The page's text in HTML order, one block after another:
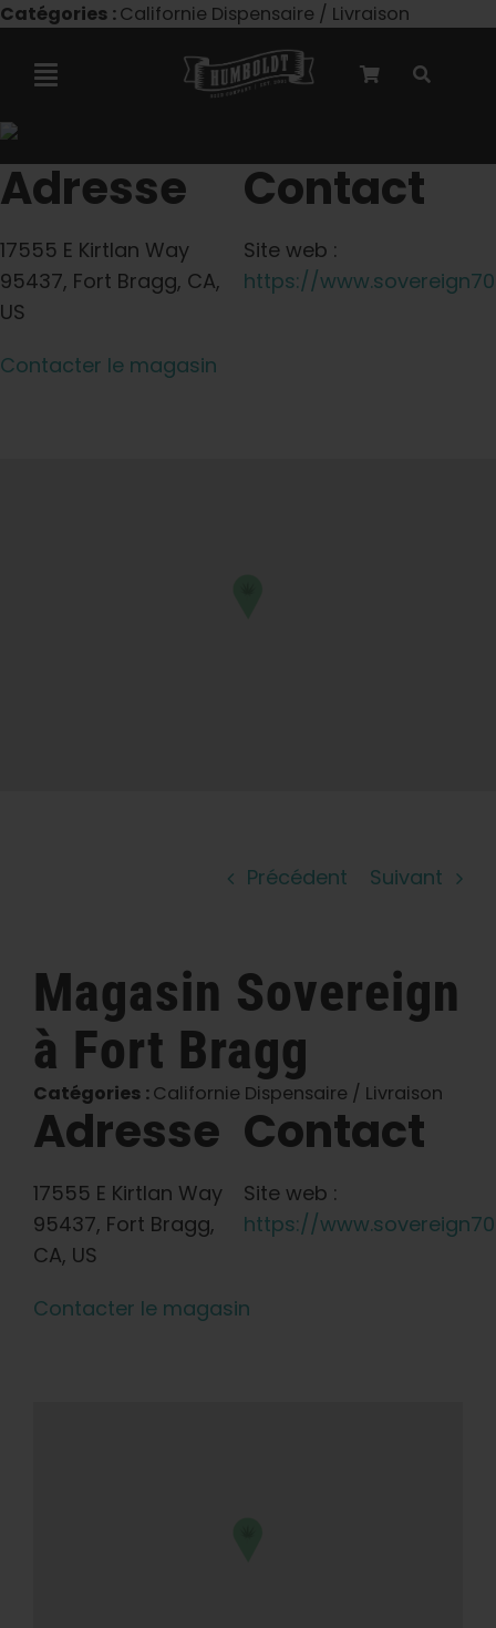
Skip
content
Catégories :Californie Dispensaire / Livraison
Toggle
Collaboration avec Marley
Semences triploïdes
Français
Recherche
de
:
Adresse
17555 E Kirtlan Way
95437, Fort Bragg, CA,
US
Contact
Site web :
https://
Contacter le magasin
Précédent Suivant
Magasin Sovereign
à Fort Bragg
Catégories :Californie Dispensaire / Livraison
Adresse
17555 E Kirtlan Way
95437, Fort Bragg,
CA, US
Contact
Site web :
https://
Contacter le magasin